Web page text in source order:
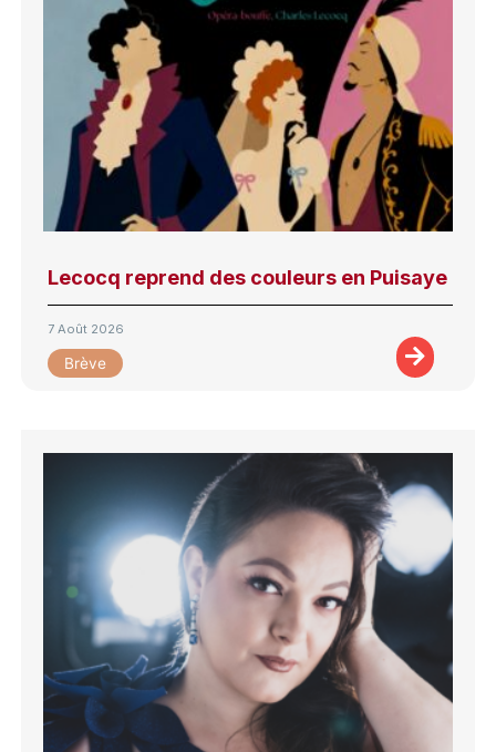
Lecocq reprend des couleurs en Puisaye
7 Août 2026
Brève